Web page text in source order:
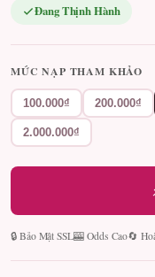
Đang Thịnh Hành
MỨC NẠP THAM KHẢO
100.000₫ 200.000₫
2.000.000₫
🔒 Bảo Mật SSL🎰 Odds Cao🔄